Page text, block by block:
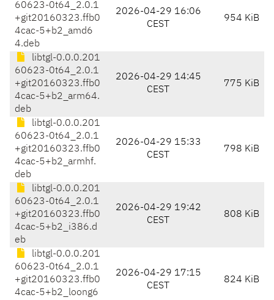
60623-0t64_2.0.1
+git20160323.ffb0
4cac-5+b2_amd6
4.deb
2026-04-29 16:06
CEST
954 KiB
libtgl-0.0.0.201
60623-0t64_2.0.1
+git20160323.ffb0
4cac-5+b2_arm64.
deb
2026-04-29 14:45
CEST
775 KiB
libtgl-0.0.0.201
60623-0t64_2.0.1
+git20160323.ffb0
4cac-5+b2_armhf.
deb
2026-04-29 15:33
CEST
798 KiB
libtgl-0.0.0.201
60623-0t64_2.0.1
+git20160323.ffb0
4cac-5+b2_i386.d
eb
2026-04-29 19:42
CEST
808 KiB
libtgl-0.0.0.201
60623-0t64_2.0.1
+git20160323.ffb0
4cac-5+b2_loong6
2026-04-29 17:15
CEST
824 KiB